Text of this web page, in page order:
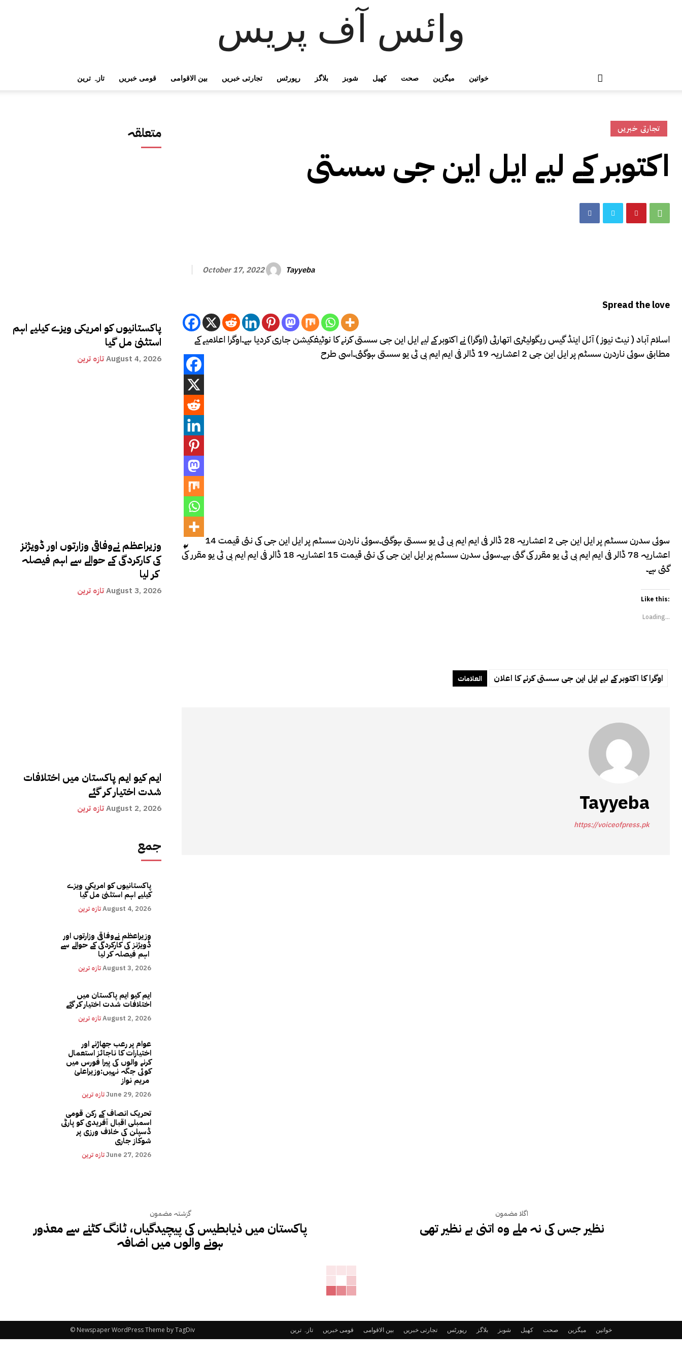
وائس آف پریس
تازہ ترین قومی خبریں بین الاقوامی تجارتی خبریں رپورٹس بلاگز شوبز کھیل صحت میگزین خواتین
متعلقہ
پاکستانیوں کو امریکی ویزے کیلیے اہم
استثنیٰ مل گیا
تازہ ترینAugust 4, 2026
وزیراعظم نےوفاقی وزارتوں اور ڈویژنز
کی کارکردگی کے حوالے سے اہم فیصلہ
کر لیا
تازہ ترینAugust 3, 2026
ایم کیو ایم پاکستان میں اختلافات
شدت اختیار کر گئے
تازہ ترینAugust 2, 2026
جمع
پاکستانیوں کو امریکی ویزے
کیلیے اہم استثنیٰ مل گیا
تازہ ترینAugust 4, 2026
وزیراعظم نےوفاقی وزارتوں اور
ڈویژنز کی کارکردگی کے حوالے سے
تازہ ترینAugust 3, 2026
ایم کیو ایم پاکستان میں
اختلافات شدت اختیار کر گئے
تازہ ترینAugust 2, 2026
عوام پر رعب جھاڑنے اور
اختیارات کا ناجائز استعمال
کرنے والوں کی پیرا فورس میں
کوئی جگہ نہیں:وزیراعلیٰ
تازہ ترینJune 29, 2026
تحریک انصاف کے رکن قومی
اسمبلی اقبال آفریدی کو پارٹی
ڈسپلن کی خلاف ورزی پر
شوکاز جاری
تازہ ترینJune 27, 2026
تجارتی خبریں
اکتوبر کے لیے ایل این جی سستی
October 17, 2022 Tayyeba
Spread the love
اسلام آباد ( نیٹ نیوز ) آئل اینڈ گیس ریگولیٹری اتھارٹی (اوگرا) نے اکتوبر کے لیے ایل این جی سستی کرنے کا نوٹیفکیشن جاری کردیا ہے۔اوگرا اعلامیے کے
مطابق سوئی ناردرن سسٹم پر ایل این جی 2 اعشاریہ 19 ڈالر فی ایم ایم بی ٹی یو سستی ہوگئی۔اسی طرح
سوئی سدرن سسٹم پر ایل این جی 2 اعشاریہ 28 ڈالر فی ایم ایم بی ٹی یو سستی ہوگئی۔سوئی ناردرن سسٹم پر ایل این جی کی نئی قیمت 14
اعشاریہ 78 ڈالر فی ایم ایم بی ٹی یو مقرر کی گئی ہے۔سوئی سدرن سسٹم پر ایل این جی کی نئی قیمت 15 اعشاریہ 18 ڈالر فی ایم ایم بی ٹی یو مقرر کی
گئی ہے۔
Like this:
Loading...
العلامات اوگرا کا اکتوبر کے لیے ایل این جی سستی کرنے کا اعلان
Tayyeba
https://voiceofpress.pk
گزشتہ مضمون
پاکستان میں ذیابطیس کی پیچیدگیاں، ٹانگ کٹنے سے معذور
ہونے والوں میں اضافہ
اگلا مضمون
نظیر جس کی نہ ملے وہ اتنی بے نظیر تھی
تازہ ترین قومی خبریں بین الاقوامی تجارتی خبریں رپورٹس بلاگز شوبز کھیل صحت میگزین خواتین © Newspaper WordPress Theme by TagDiv